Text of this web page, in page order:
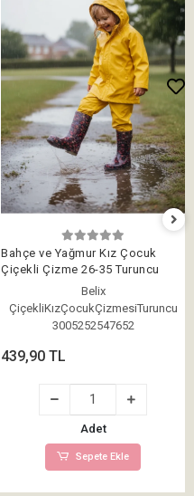
Bahçe ve Yağmur Kız Çocuk
Çiçekli Çizme 26-35 Turuncu
Belix
ÇiçekliKızÇocukÇizmesiTuruncu
3005252547652
439,90 TL
Adet
Sepete Ekle